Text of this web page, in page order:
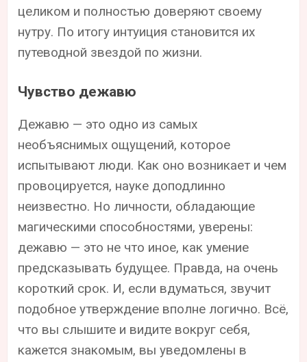
целиком и полностью доверяют своему
нутру. По итогу интуиция становится их
путеводной звездой по жизни.
Чувство дежавю
Дежавю — это одно из самых
необъяснимых ощущений, которое
испытывают люди. Как оно возникает и чем
провоцируется, науке доподлинно
неизвестно. Но личности, обладающие
магическими способностями, уверены:
дежавю — это не что иное, как умение
предсказывать будущее. Правда, на очень
короткий срок. И, если вдуматься, звучит
подобное утверждение вполне логично. Всё,
что вы слышите и видите вокруг себя,
кажется знакомым, вы уведомлены в